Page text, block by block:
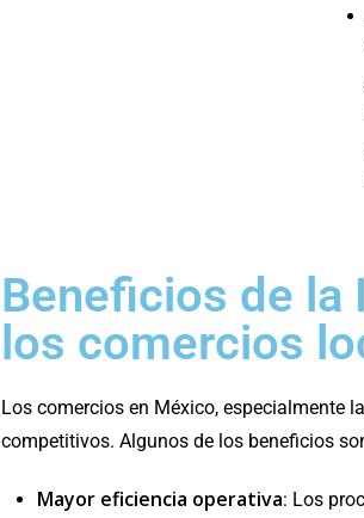
Beneficios de
los comercios
Los comercios en México, especialmente
competitivos. Algunos de los beneficios
Mayor eficiencia operativa: Los